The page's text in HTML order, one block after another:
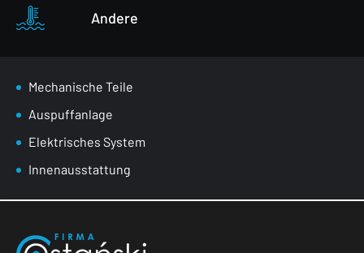
Andere
Mechanische Teile
Auspuffanlage
Elektrisches System
Innenausstattung